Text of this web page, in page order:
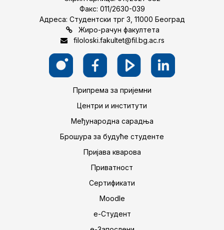
Факс: 011/2630-039
Адреса: Студентски трг 3, 11000 Београд
Жиро-рачун факултета
filoloski.fakultet@fil.bg.ac.rs
Припрема за пријемни
Центри и институти
Међународна сарадња
Брошура за будуће студенте
Пријава кварова
Приватност
Сертификати
Moodle
е-Студент